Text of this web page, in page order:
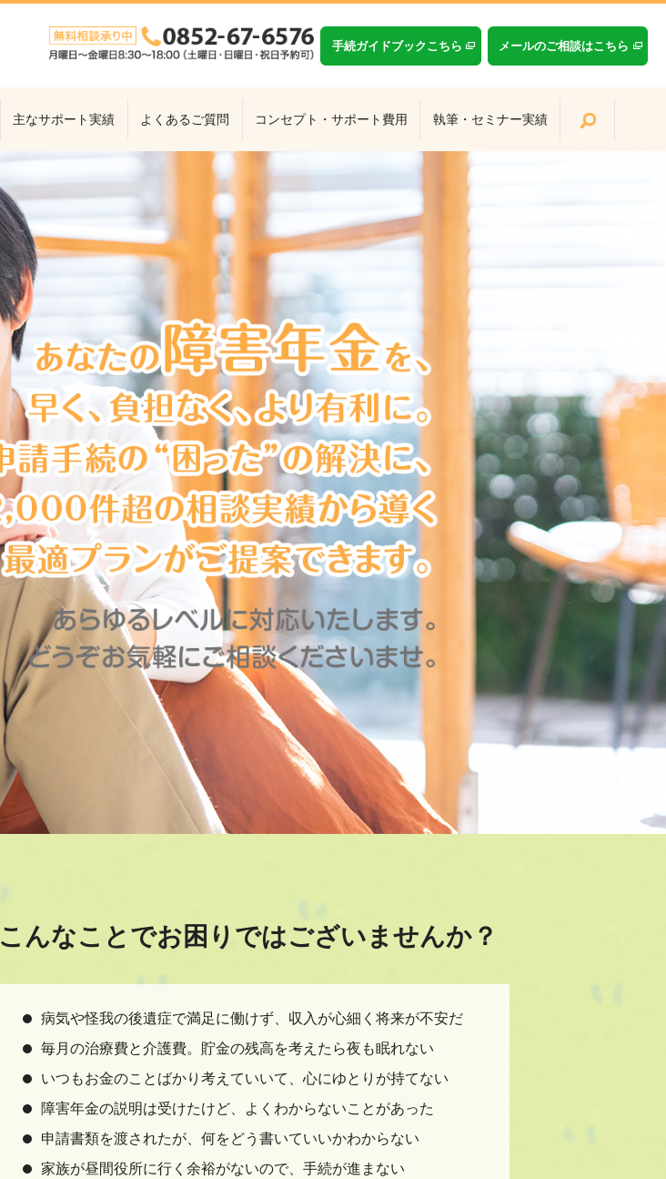
メールのご相談はこちら
手続ガイドブックこちら
主なサポート実績 よくあるご質問 コンセプト・サポート費用 執筆・セミナー実績 search
こんなことでお困りではございませんか？
病気や怪我の後遺症で満足に働けず、収入が心細く将来が不安だ
毎月の治療費と介護費。貯金の残高を考えたら夜も眠れない
いつもお金のことばかり考えていいて、心にゆとりが持てない
障害年金の説明は受けたけど、よくわからないことがあった
申請書類を渡されたが、何をどう書いていいかわからない
家族が昼間役所に行く余裕がないので、手続が進まない